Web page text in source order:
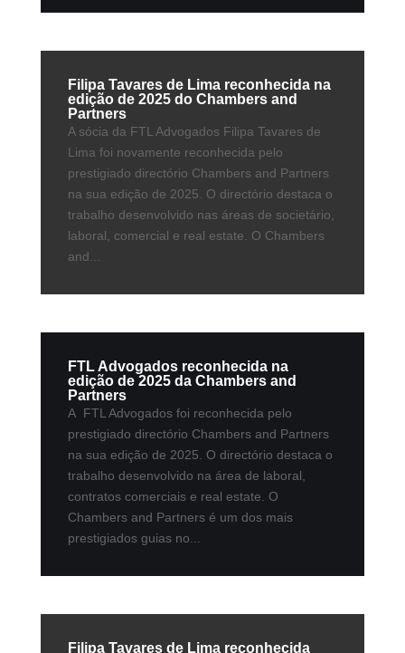
Filipa Tavares de Lima reconhecida na
edição de 2025 do Chambers and
Partners
A sócia da FTL Advogados Filipa Tavares de
Lima foi novamente reconhecida pelo
prestigiado directório Chambers and Partners
na sua edição de 2025. O directório destaca o
trabalho desenvolvido nas áreas de societário,
laboral, comercial e real estate. O Chambers
and...
FTL Advogados reconhecida na
edição de 2025 da Chambers and
Partners
A FTL Advogados foi reconhecida pelo
prestigiado directório Chambers and Partners
na sua edição de 2025. O directório destaca o
trabalho desenvolvido na área de laboral,
contratos comerciais e real estate. O
Chambers and Partners é um dos mais
prestigiados guias no...
Filipa Tavares de Lima reconhecida